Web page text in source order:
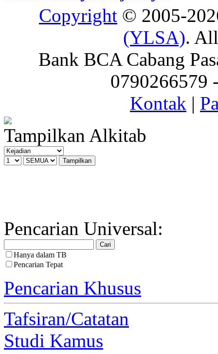
Copyright © 2005-
(YLSA).
Bank BCA Cabang
0790266579
Kontak |
Tampilkan Alkitab
Pencarian Universal:
Hanya dalam TB
Pencarian Tepat
Pencarian Khusus
Tafsiran/Catatan
Studi Kamus